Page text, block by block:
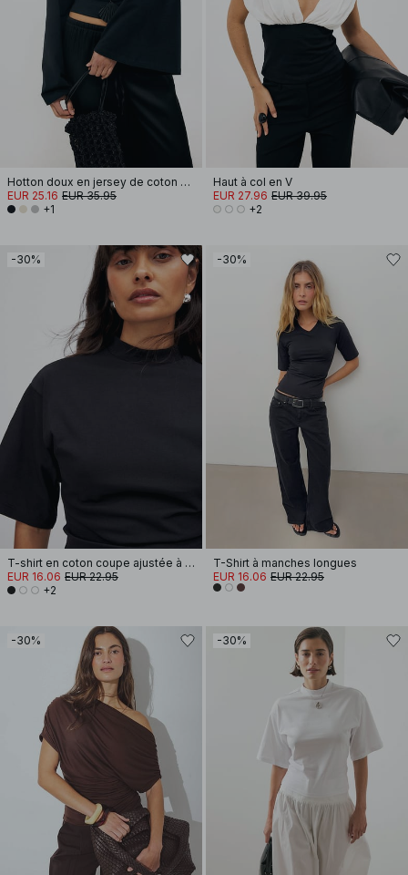
Hotton doux en jersey de coton à manches larges
EUR 25.16 EUR 35.95
+1
Haut à col en V
EUR 27.96 EUR 39.95
+2
-30%
T-shirt en coton coupe ajustée à encolure cheminée
EUR 16.06 EUR 22.95
+2
-30%
T-Shirt à manches longues
EUR 16.06 EUR 22.95
-30% -30%